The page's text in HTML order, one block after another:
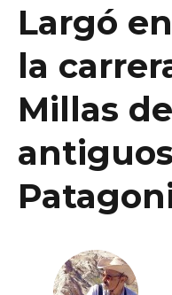
Largó
la
Millas